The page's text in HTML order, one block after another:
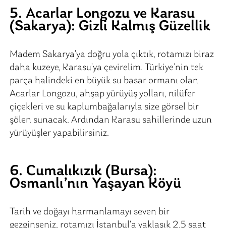
5. Acarlar Longozu ve Karasu
(Sakarya): Gizli Kalmış Güzellik
Madem Sakarya’ya doğru yola çıktık, rotamızı biraz
daha kuzeye, Karasu’ya çevirelim. Türkiye’nin tek
parça halindeki en büyük su basar ormanı olan
Acarlar Longozu, ahşap yürüyüş yolları, nilüfer
çiçekleri ve su kaplumbağalarıyla size görsel bir
şölen sunacak. Ardından Karasu sahillerinde uzun
yürüyüşler yapabilirsiniz.
6. Cumalıkızık (Bursa):
Osmanlı’nın Yaşayan Köyü
Tarih ve doğayı harmanlamayı seven bir
gezginseniz, rotamızı İstanbul’a yaklaşık 2.5 saat